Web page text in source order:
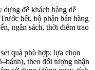
để khách hàng dễ
hết, bộ phận bán hàng
ngân sách, thời điểm trao
quà phù hợp: lựa chọn
theo đối tượng nhận